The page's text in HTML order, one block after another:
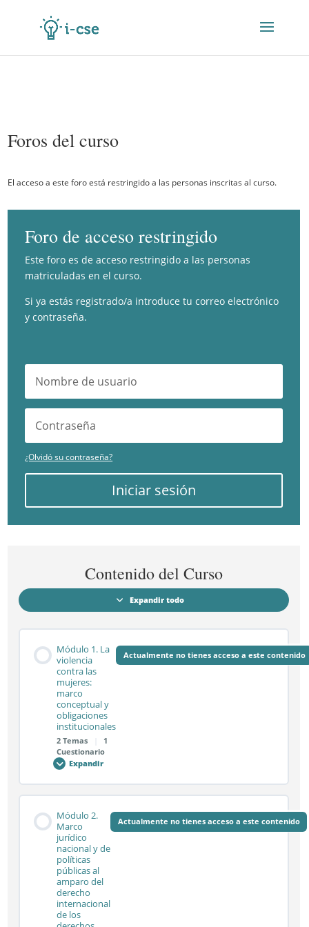
Foros del curso
El acceso a este foro está restringido a las personas inscritas al curso.
Foro de acceso restringido
Este foro es de acceso restringido a las personas
matriculadas en el curso.
Si ya estás registrado/a introduce tu correo electrónico
y contraseña.
¿Olvidó su contraseña?
Iniciar sesión
Contenido del Curso
Expandir todo
Módulos
Módulo 1. La
violencia
contra las
mujeres:
marco
conceptual y
obligaciones
institucionales
2 Temas
1
Cuestionario
Actualmente no tienes acceso a este contenido
Expandir
Módulo
La
violencia
las
mujeres:
marco
conceptual
y
obligaciones
institucionales
0% COMPLETADO 0/2 pasos
Sesión síncrona 1.1
Sesión síncrona 1.2
Módulo 2.
Marco
jurídico
nacional y de
políticas
públicas al
amparo del
derecho
internacional
de los
Actualmente no tienes acceso a este contenido